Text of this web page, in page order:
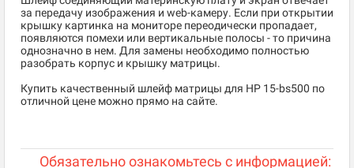
за передачу изображения и web-камеру. Если при открытии
крышку картинка на мониторе переодически пропадает,
появляются помехи или вертикальные полосы - то причина
однозначно в нем. Для замены необходимо полностью
разобрать корпус и крышку матрицы.
Купить качественный шлейф матрицы для HP 15-bs500 по
отличной цене можно прямо на сайте.
Обязательно ознакомьтесь с информацией: